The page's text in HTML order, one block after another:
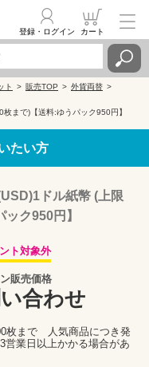
登録・ログイン カート
ト 販売TOP
外貨両替
まで)【送料:ゆうパック950円】
たい方
ドル紙幣 (上限
ク950円】
ト対象外
販売価格
合わせ
枚まで 人気商品につき発
営業日以上かかる場合があ